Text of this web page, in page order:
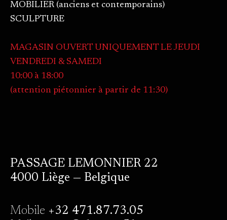
MOBILIER (anciens et contemporains)
SCULPTURE
MAGASIN OUVERT UNIQUEMENT LE JEUDI
VENDREDI & SAMEDI
10:00 à 18:00
(attention piétonnier à partir de 11:30)
PASSAGE LEMONNIER 22
4000 Liège — Belgique
Mobile +32 471.87.73.05